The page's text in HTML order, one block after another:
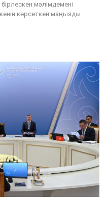
мәлімдемені
көрсеткен маңызды